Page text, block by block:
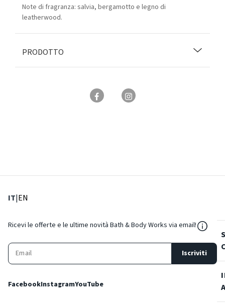
Note di fragranza: salvia, bergamotto e legno di
leatherwood.
PRODOTTO
IT: Lingua corrente
|EN
Ricevi le offerte e le ultime novità Bath & Body Works via email!
Iscriviti
FacebookInstagramYouTube